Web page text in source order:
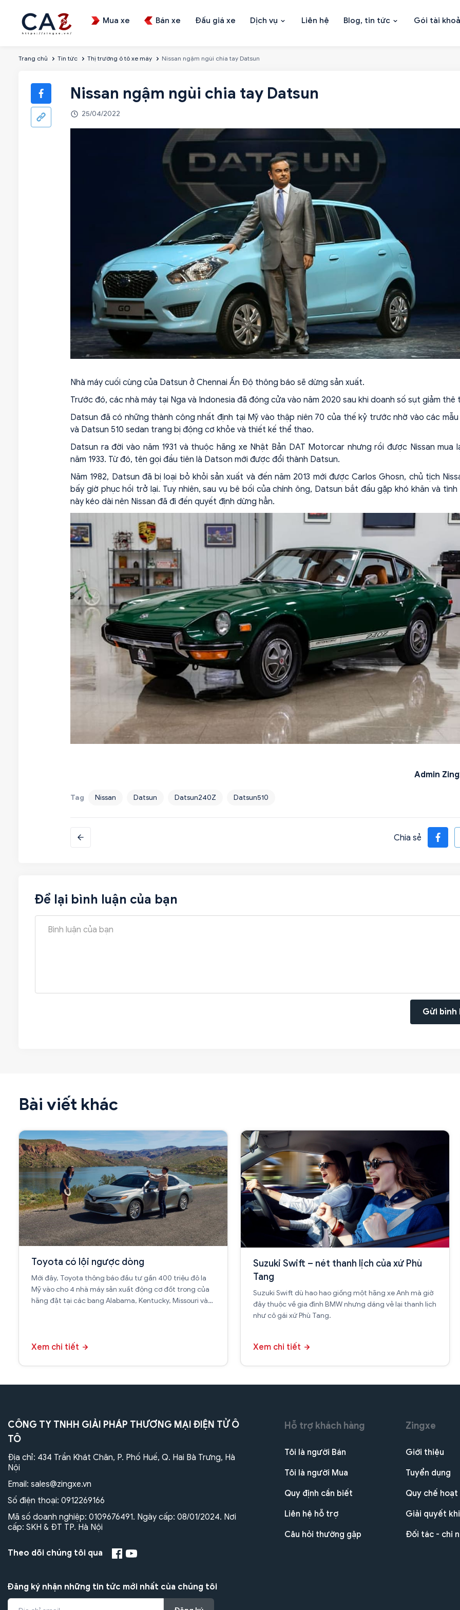
Mua xe Bán xe Đấu giá xe Dịch vụ Liên hệ Blog, tin tức Gói tài
Trang chủ Tin tức Thị trường ô tô xe máy Nissan ngậm ngùi chia tay Datsun
Nissan ngậm ngùi chia tay Datsun
25/04/2022
Nhà máy cuối cùng của Datsun ở Chennai Ấn Độ thông báo sẽ dừng sản xuất.
Trước đó, các nhà máy tại Nga và Indonesia đã đóng cửa vào năm 2020 sau khi doanh số sụt giảm thê
Datsun đã có những thành công nhất định tại Mỹ vào thập niên 70 của thế kỷ trước nhờ vào các
và Datsun 510 sedan trang bị động cơ khỏe và thiết kế thể thao.
Datsun ra đời vào năm 1931 và thuộc hãng xe Nhật Bản DAT Motorcar nhưng rồi được Nissan mua
năm 1933. Từ đó, tên gọi đầu tiên là Datson mới được đổi thành Datsun.
Năm 1982, Datsun đã bị loại bỏ khỏi sản xuất và đến năm 2013 mới được Carlos Ghosn, chủ tịch
bấy giờ phục hồi trở lại. Tuy nhiên, sau vụ bê bối của chính ông, Datsun bắt đầu gặp khó khăn và
này kéo dài nên Nissan đã đi đến quyết định dừng hẳn.
Admin
Tag Nissan Datsun Datsun240Z Datsun510
Chia sẻ
Để lại bình luận của bạn
Gửi bình
Bài viết khác
Toyota có lội ngược dòng
Mới đây, Toyota thông báo đầu tư gần 400 triệu đô la
Mỹ vào cho 4 nhà máy sản xuất động cơ đốt trong của
hãng đặt tại các bang Alabama, Kentucky, Missouri và
Xem chi tiết
Suzuki Swift – nét thanh lịch của xứ Phù
Tang
Suzuki Swift dù hao hao giống một hãng xe Anh mà giờ
đây thuộc về gia đình BMW nhưng dáng vẻ lại thanh lịch
như cô gái xứ Phù Tang.
Xem chi tiết
CÔNG TY TNHH GIẢI PHÁP THƯƠNG MẠI ĐIỆN TỬ Ô
TÔ
Địa chỉ: 434 Trần Khát Chân, P. Phố Huế, Q. Hai Bà Trưng, Hà
Nội
Email: sales@zingxe.vn
Số điện thoại: 0912269166
Mã số doanh nghiệp: 0109676491. Ngày cấp: 08/01/2024. Nơi
cấp: SKH & ĐT TP. Hà Nội
Theo dõi chúng tôi qua
Đăng ký nhận những tin tức mới nhất của chúng tôi
Hỗ trợ khách hàng
Tôi là người Bán
Tôi là người Mua
Quy định cần biết
Liên hệ hỗ trợ
Câu hỏi thường gặp
Zingxe
Giới thiệu
Tuyển dụng
Quy chế
Giải quyết
Đối tác - chi